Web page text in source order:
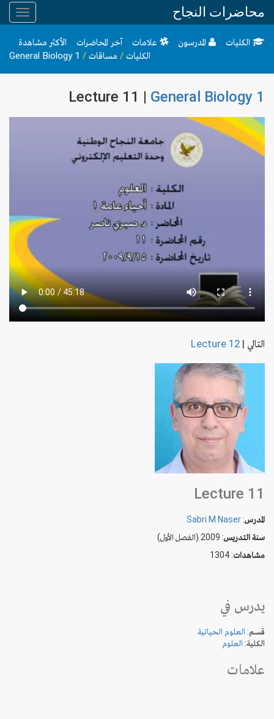
محاضرات النجاح
الكليات المدرسون علامات آخر المحاضرات
الأكثر مشاهدة
الكليات / مساقات /
General Biology 1
Lecture 11 | General Biology 1
التالي |
Lecture 12
Lecture 11
المدرس:
Sabri M Naser
سنة التدريس: 2009 (الفصل الأول)
مشاهدات: 1304
يدرس في
قسم: العلوم الحياتية
الكلية: العلوم
علامات